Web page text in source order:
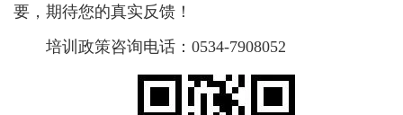
要，期待您的真实反馈！
培训政策咨询电话：0534-7908052